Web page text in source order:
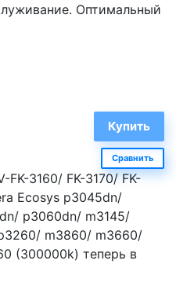
Оптимальный
Сравнить
3160/ FK-3170/ FK-
Ecosys p3045dn/
p3060dn/ m3145/
m3860/ m3660/
(300000k) теперь в